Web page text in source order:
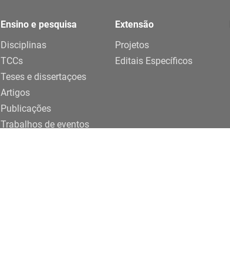
Ensino e pesquisa
Disciplinas
TCCs
Teses e dissertaçoes
Artigos
Publicações
Trabalhos de eventos
Extensão
Projetos
Editais Específicos